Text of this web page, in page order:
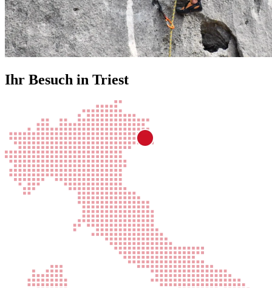
Ihr Besuch in Triest